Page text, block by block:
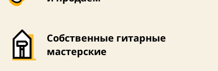
Собственные гитарные
мастерские